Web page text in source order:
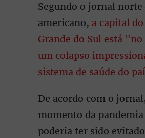
Segundo o jornal
americano, a capital
Grande do Sul está
um colapso
sistema de saúde do
De acordo com o
momento da pandemia
poderia ter sido